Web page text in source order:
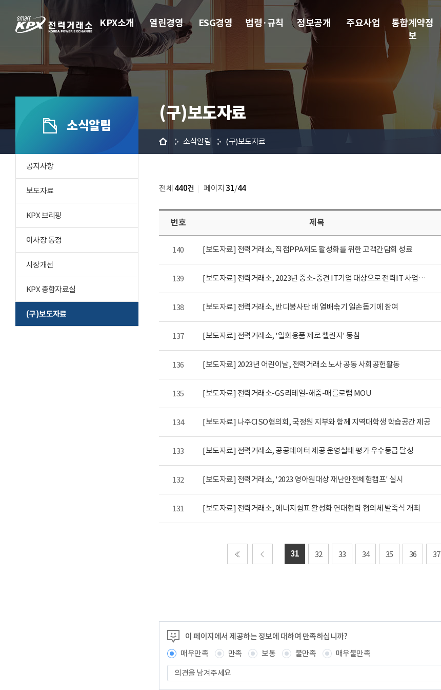
KPX소개 열린경영 ESG경영 법령·규칙 정보공개 주요사업
통합계약정
보
소식알림
공지사항
보도자료
KPX 브리핑
이사장 동정
시장개선
KPX 종합자료실
(구)보도자료
(구)보도자료
홈 소식알림 (구)보도자료
전체 440건 페이지 31/44
번호 제목
140 [보도자료] 전력거래소, 직접PPA제도 활성화를 위한 고객간담회 성료
139 [보도자료] 전력거래소, 2023년 중소-중견 IT기업 대상으로 전력IT 사업설명회 성료했..
138 [보도자료] 전력거래소, 반디봉사단 배 열배솎기 일손돕기에 참여
137 [보도자료] 전력거래소, '일회용품 제로 챌린지' 동참
136 [보도자료] 2023년 어린이날, 전력거래소 노사 공동 사회공헌활동
135 [보도자료] 전력거래소-GS리테일-해줌-매를로랩 MOU
134 [보도자료] 나주CISO협의회, 국정원 지부와 함께 지역대학생 학습공간 제공
133 [보도자료] 전력거래소, 공공데이터 제공 운영실태 평가 우수등급 달성
132 [보도자료] 전력거래소, '2023 영아원대상 재난안전체험캠프' 실시
131 [보도자료] 전력거래소, 에너지쉼표 활성화 연대협력 협의체 발족식 개최
31 32 33 34 35 36 37
이 페이지에서 제공하는 정보에 대하여 만족하십니까?
매우만족
만족 보통 불만족
매우불만족
견